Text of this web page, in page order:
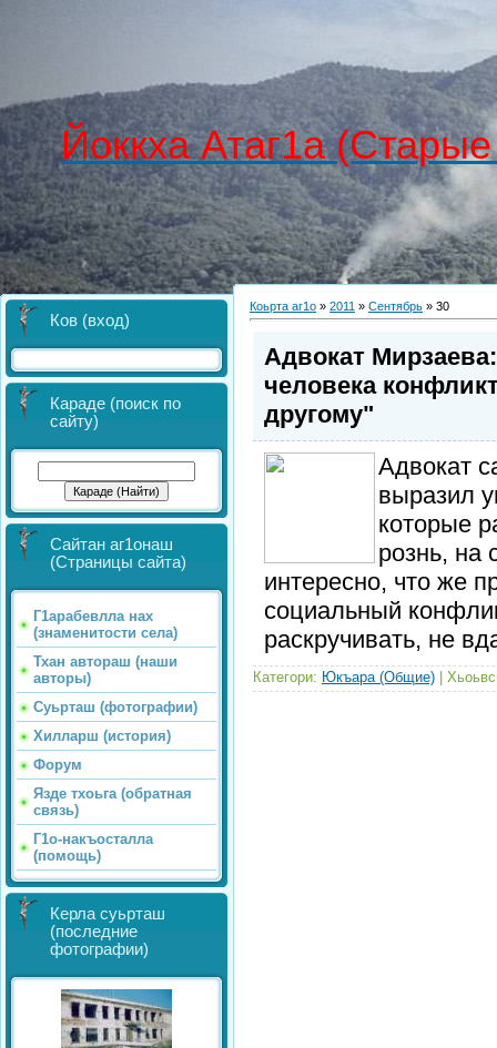
Йоккха Атаг1а
Ков (вход)
Караде (поиск по
сайту)
Сайтан аг1онаш
(Страницы сайта)
Г1арабевлла нах
(знаменитости села)
Тхан автораш (наши
авторы)
Суьрташ (фотографии)
Хилларш (история)
Форум
Язде тхоьга (обратная
связь)
Г1о-накъосталла
(помощь)
Керла суьрташ
(последние
фотографии)
Коьрта аг1о » 2011 » Сентябрь » 30
Адвокат
человека
другому"
Адвокат
выразил
которые
рознь, на
интересно, что же
социальный
раскручивать, не
Категори: Юкъара (Общие) |